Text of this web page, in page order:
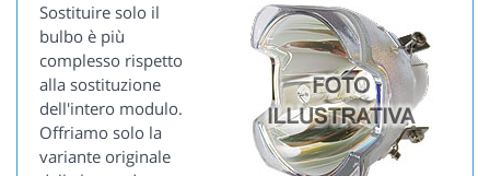
Sostituire solo il
bulbo è più
complesso rispetto
alla sostituzione
dell'intero modulo.
Offriamo solo la
variante originale